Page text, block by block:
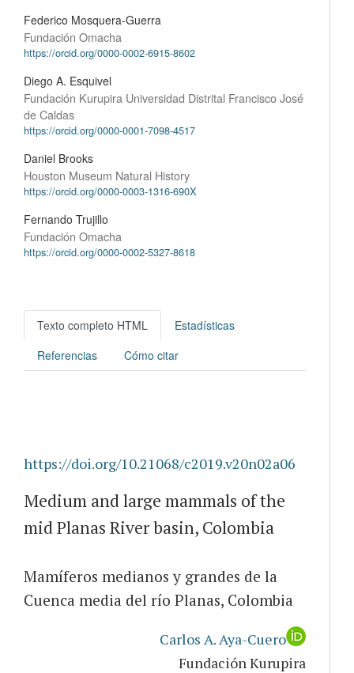
Federico Mosquera-Guerra
Fundación Omacha
https://orcid.org/0000-0002-6915-8602
Diego A. Esquivel
Fundación Kurupira Universidad Distrital Francisco José
de Caldas
https://orcid.org/0000-0001-7098-4517
Daniel Brooks
Houston Museum Natural History
https://orcid.org/0000-0003-1316-690X
Fernando Trujillo
Fundación Omacha
https://orcid.org/0000-0002-5327-8618
Texto completo HTML
Estadísticas
Referencias
Cómo citar
https://doi.org/10.21068/c2019.v20n02a06
Medium and large mammals of the
mid Planas River basin, Colombia
Mamíferos medianos y grandes de la
Cuenca media del río Planas, Colombia
Carlos A. Aya-Cuero
Fundación Kurupira